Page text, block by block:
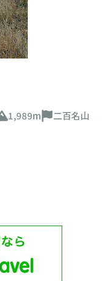
1,989m 二百名山